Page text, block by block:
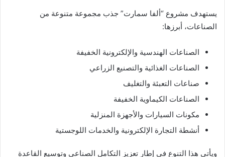
يستهدف مشروع “ألفا سمارت” جذب مجموعة متنوعة من
الصناعات، أبرزها:
الصناعات الهندسية والإلكترونية الخفيفة
الصناعات الغذائية والتصنيع الزراعي
صناعات التعبئة والتغليف
الصناعات الكيماوية الخفيفة
مكونات السيارات والأجهزة المنزلية
أنشطة التجارة الإلكترونية والخدمات اللوجستية
ويأتي هذا التنوع في إطار تعزيز التكامل الصناعي وتوسيع القاعدة